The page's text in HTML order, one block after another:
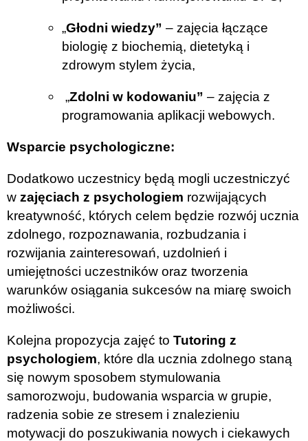
„Głodni wiedzy” – zajęcia łączące
biologię z biochemią, dietetyką i
zdrowym stylem życia,
„Zdolni w kodowaniu” – zajęcia z
programowania aplikacji webowych.
Wsparcie psychologiczne:
Dodatkowo uczestnicy będą mogli uczestniczyć
w zajęciach z psychologiem rozwijających
kreatywność, których celem będzie rozwój ucznia
zdolnego, rozpoznawania, rozbudzania i
rozwijania zainteresowań, uzdolnień i
umiejętności uczestników oraz tworzenia
warunków osiągania sukcesów na miarę swoich
możliwości.
Kolejna propozycja zajęć to Tutoring z
psychologiem, które dla ucznia zdolnego staną
się nowym sposobem stymulowania
samorozwoju, budowania wsparcia w grupie,
radzenia sobie ze stresem i znalezieniu
motywacji do poszukiwania nowych i ciekawych